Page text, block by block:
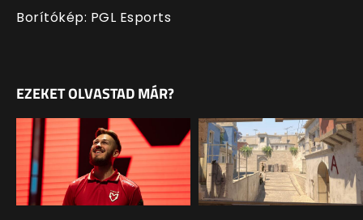
Borítókép: PGL Esports
EZEKET OLVASTAD MÁR?